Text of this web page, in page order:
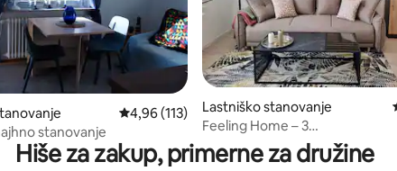
št. mnenj: 128 Povprečna ocena: 4,96 od 5, št. mnenj: 113
4,96 (113)
stanovanje
Lastniško stanovanje
Feeling Home – 3
sobe/parkirišče/Uniklinikum/
Hiše za zakup, primerne za družine